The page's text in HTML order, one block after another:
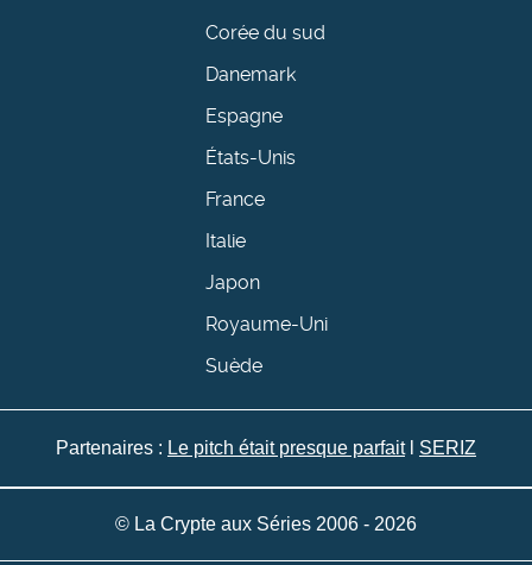
Corée du sud
Danemark
Espagne
États-Unis
France
Italie
Japon
Royaume-Uni
Suède
Partenaires : Le pitch était presque parfaitl SERIZ
© La Crypte aux Séries 2006 - 2026